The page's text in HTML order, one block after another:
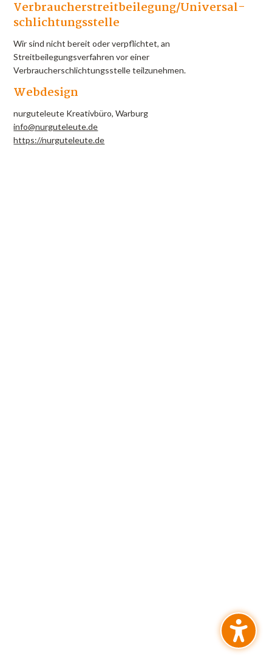
Verbraucher­streit­beilegung/Universal­
schlichtungs­stelle
Wir sind nicht bereit oder verpflichtet, an
Streitbeilegungsverfahren vor einer
Verbraucherschlichtungsstelle teilzunehmen.
Webdesign
nurguteleute Kreativbüro, Warburg
info@nurguteleute.de
https://nurguteleute.de